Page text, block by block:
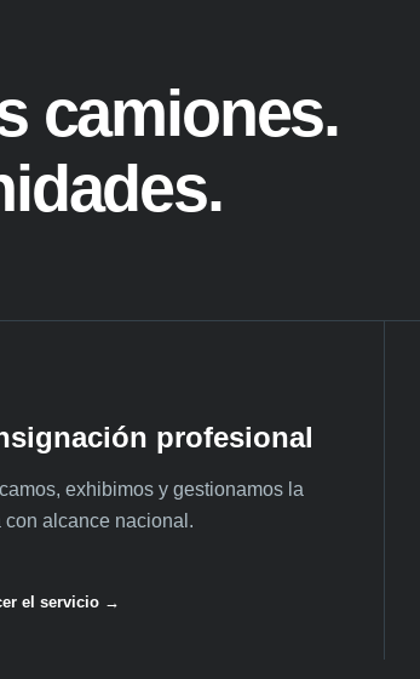
camiones.
profesional
exhibimos y gestionamos la
con alcance nacional.
el servicio →